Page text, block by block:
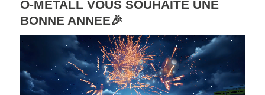
O-METALL VOUS SOUHAITE UNE
BONNE ANNEE🎉